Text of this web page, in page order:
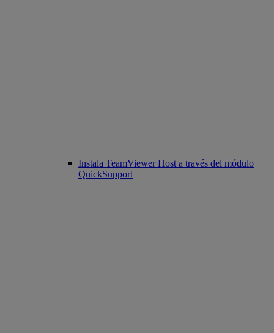
Instala TeamViewer Host a través del módulo
QuickSupport